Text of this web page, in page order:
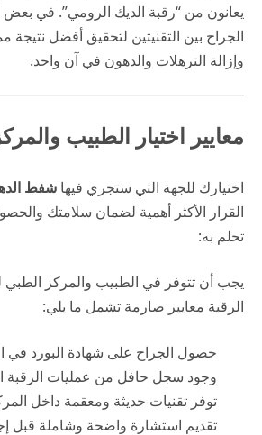
يعانون من “رقبة الديك الرومي”. في بعض
الجراح بين التقنيتين لتحقيق أفضل
وإزالة الترهلات والدهون في آن واحد.
معايير اختيار الطبيب
اختيارك للجهة التي ستجري فيها شفط
القرار الأكثر أهمية لضمان سلامتك
تحلم به:
يجب أن تتوفر في الطبيب والمركز
الرقبة معايير صارمة تشمل ما يلي:
حصول الجراح على شهادة البورد في
وجود سجل حافل من عمليات الرقبة
توفر تقنيات حديثة ومعقمة داخل
تقديم استشارة واضحة وشاملة قبل